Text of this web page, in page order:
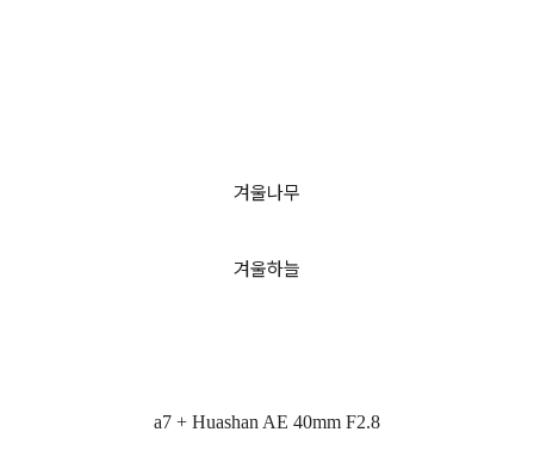
겨울나무
겨울하늘
a7 + Huashan AE 40mm F2.8